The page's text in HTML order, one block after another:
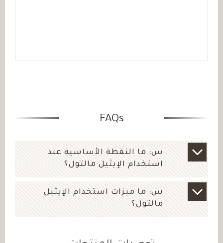
FAQs
س: ما النقطة الأساسية عند
استخدام الإيثيل مالتول؟
س: ما ميزات استخدام الإيثيل
مالتول؟